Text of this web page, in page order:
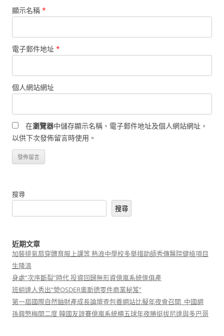
顯示名稱 *
電子郵件地址 *
個人網站網址
在瀏覽器中儲存顯示名稱、電子郵件地址及個人網站網址，
以供下次發佈留言時使用。
搜尋
搜尋
近期文章
加裝排氣扇穿體育服上課等 熱浪中學校多舉措助師秀傳醫院健檢項目
生降溫
身處“次序斷裂”時代 投資回歸無形資億嵐系統傢俱產
班組達人秀出“營OSDER奧斯德零件商業秘笈”
第一屆國際自然鈾財產成長論壇查包養網站比擬年夜會召開_中國網
孫興慜梅開二度 韓國友誼賽億嵐系統櫃五球年夜勝挺拔尼達與多巴哥